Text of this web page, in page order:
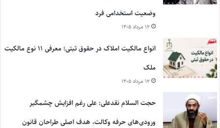
وضعیت استخدامی فرد
۱۲ مرداد ۱۴۰۵
انواع مالکیت املاک در حقوق ثبتی؛ معرفی ۱۱ نوع مالکیت
ملک
۱۲ مرداد ۱۴۰۵
حجت السلام نقدعلی: علی رغم افزایش چشمگیر
ورودی‌های حرفه وکالت، هدف اصلی طراحان قانون